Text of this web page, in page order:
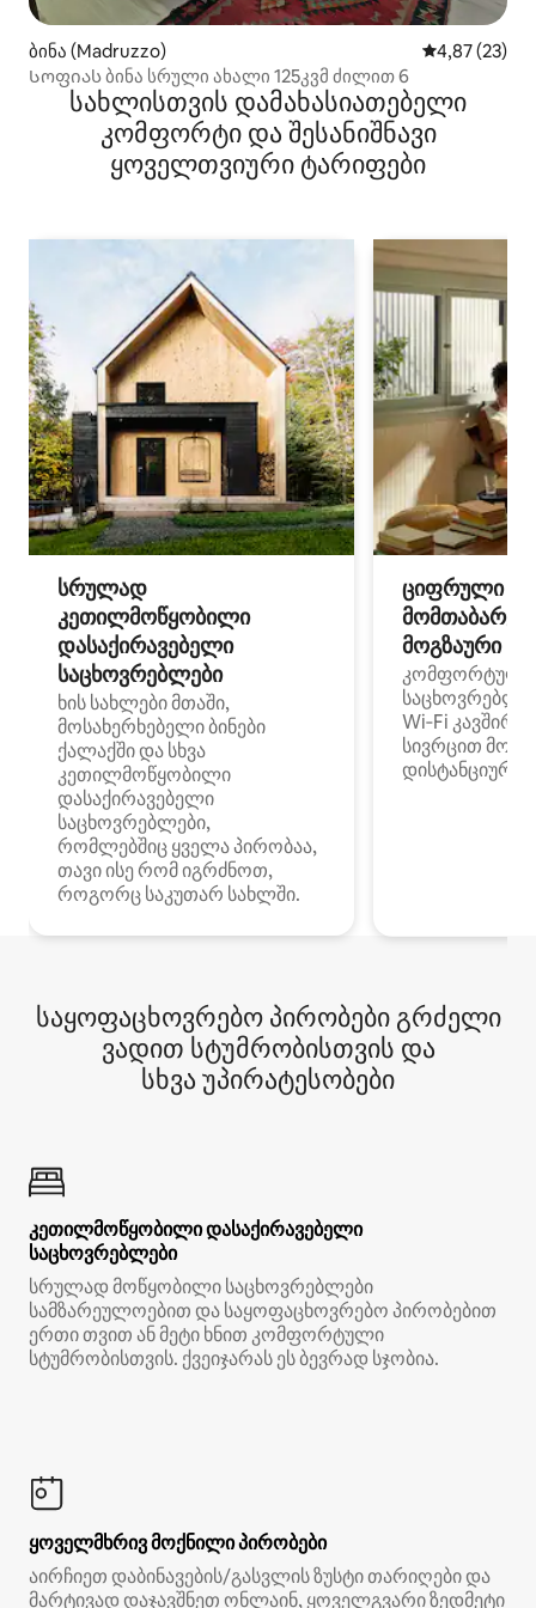
ბინა (Madruzzo) საშუალო
4,87 (23)
Სოფიას ბინა სრული ახალი 125კვმ ძილით 6
სახლისთვის დამახასიათებელი
კომფორტი და შესანიშნავი
ყოველთვიური ტარიფები
სრულად
კეთილმოწყობილი
დასაქირავებელი
საცხოვრებლები
ხის სახლები მთაში,
მოსახერხებელი ბინები
ქალაქში და სხვა
კეთილმოწყობილი
დასაქირავებელი
საცხოვრებლები,
რომლებშიც ყველა პირობაა,
თავი ისე რომ იგრძნოთ,
როგორც საკუთარ სახლში.
ციფრული
მოგზაური
კომფორტული
Wi‑Fi
სივრცით
დისტანციური
საყოფაცხოვრებო პირობები გრძელი
ვადით სტუმრობისთვის და
სხვა უპირატესობები
კეთილმოწყობილი დასაქირავებელი
საცხოვრებლები
სრულად მოწყობილი საცხოვრებლები
სამზარეულოებით და საყოფაცხოვრებო პირობებით
ერთი თვით ან მეტი ხნით კომფორტული
სტუმრობისთვის. ქვეიჯარას ეს ბევრად სჯობია.
ყოველმხრივ მოქნილი პირობები
აირჩიეთ დაბინავების/გასვლის ზუსტი თარიღები და
მარტივად დაჯავშნეთ ონლაინ, ყოველგვარი ზედმეტი